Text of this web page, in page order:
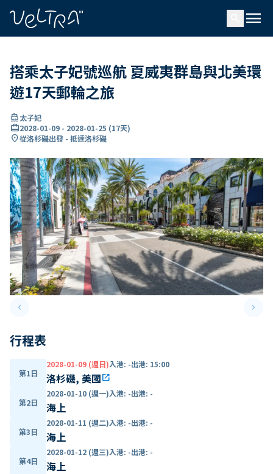
menu
搭乘太子妃號巡航 夏威夷群島與北美環
遊17天郵輪之旅
directions_boat太子妃
card_travel2028-01-09 - 2028-01-25 (17天)
location_on從洛杉磯出發 - 抵達洛杉磯
keyboard_arrow_leftPrevious slide keyboard_arrow_right
行程表
第1日
2028-01-09 (週日)入港: -出港: 15:00
洛杉磯, 美國open_in_new
第2日
2028-01-10 (週一)入港: -出港: -
海上
第3日
2028-01-11 (週二)入港: -出港: -
海上
第4日
2028-01-12 (週三)入港: -出港: -
海上